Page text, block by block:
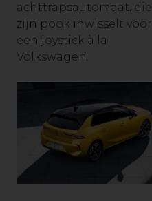
achttrapsautomaat, die
zijn pook inwisselt voor
een joystick à la
Volkswagen.